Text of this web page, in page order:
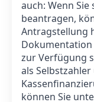
auch: Wenn
beantragen,
Antragstellung
Dokumentation
zur Verfügung
als
können Sie